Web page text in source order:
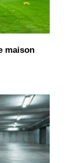
maison